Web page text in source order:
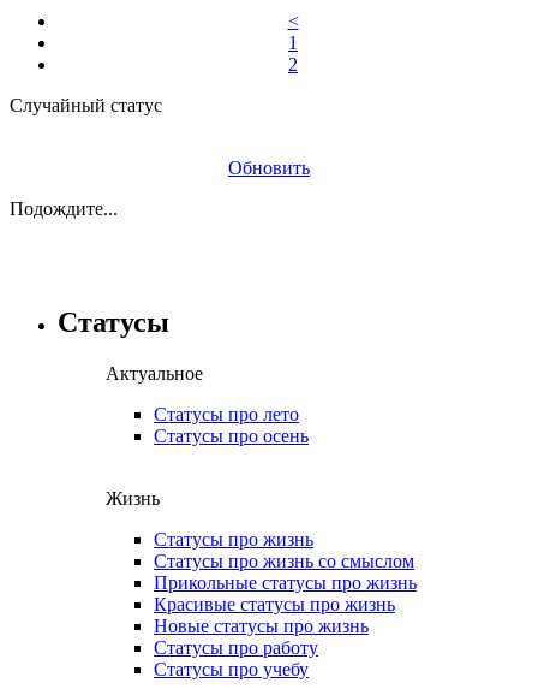
<
1
2
Случайный статус
Обновить
Подождите...
Статусы
Актуальное
Статусы про лето
Статусы про осень
Жизнь
Статусы про жизнь
Статусы про жизнь со смыслом
Прикольные статусы про жизнь
Красивые статусы про жизнь
Новые статусы про жизнь
Статусы про работу
Статусы про учебу